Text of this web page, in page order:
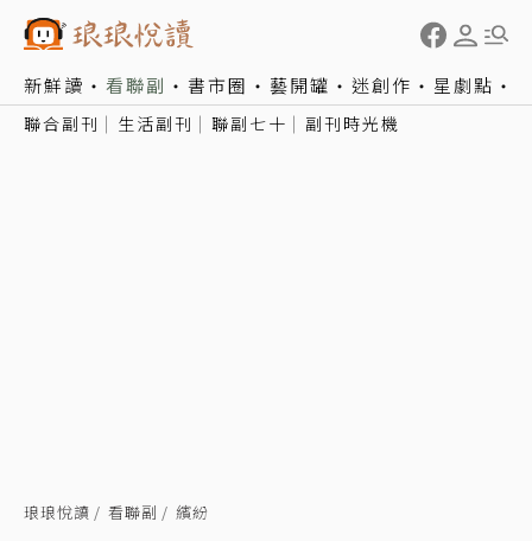
新鮮讀 看聯副 書市圈 藝開罐 迷創作 星劇點
聯合副刊 生活副刊 聯副七十 副刊時光機
琅琅悅讀 看聯副 繽紛